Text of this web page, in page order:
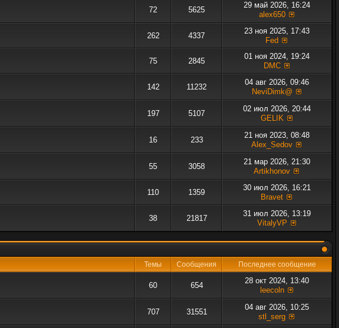
72 5625
29 май 2026, 16:24
alex650
262 4337
23 ноя 2025, 17:43
Fed
75 2845
01 ноя 2024, 19:24
DMC
142 11232
04 авг 2026, 09:46
NeviDimk@
197 5107
02 июл 2026, 20:44
GELIK
16 233
21 ноя 2023, 08:48
Alex_Sedov
55 3058
21 мар 2026, 21:30
Artikhonov
110 1359
30 июл 2026, 16:21
Bravet
38 21817
31 июл 2026, 13:19
VitalyVP
Темы Сообщения Последнее сообщение
60 654
28 окт 2024, 13:40
leecoln
707 31551
04 авг 2026, 10:25
stl_serg